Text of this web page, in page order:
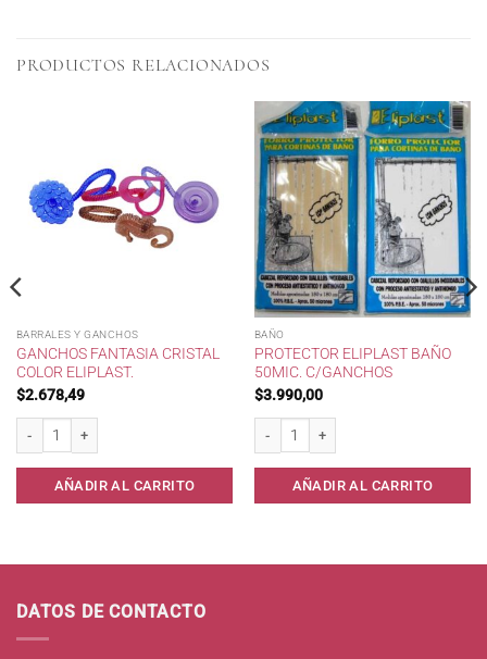
PRODUCTOS RELACIONADOS
BARRALES Y GANCHOS
GANCHOS FANTASIA CRISTAL
COLOR ELIPLAST.
$2.678,49
AÑADIR AL CARRITO
BAÑO
PROTECTOR ELIPLAST BAÑO
50MIC. C/GANCHOS
$3.990,00
AÑADIR AL CARRITO
DATOS DE CONTACTO